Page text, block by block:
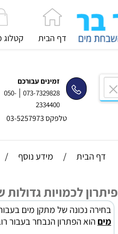
זמינים עבורכם
073-7329828
|
050-
2334400
טלפקס 03-5257973
דף הבית קטלוג
דף הבית / מידע נוסף /
פיתרון לכמויות
בחירה נכונה של מתקן מים
מים הוא הפתרון הנבחר בעבור